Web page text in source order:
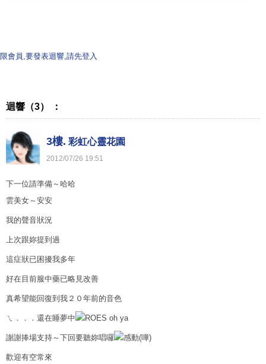
限會員,要發表迴響,請先登入
迴響（3） ：
3樓. 彩虹心靈花園
2012/07/26 19:51
下一位請準備～哈哈
雲美女～安安
我的聲音狀況
上次跟妳提到過
這症狀已困擾我多年
好在目前服中藥已略見改善
真希望能回復到我２０年前的音色
ㄟ．．．還在睡夢中
謝謝捧場支持～下回要聽妳唱囉
歡迎有空常來